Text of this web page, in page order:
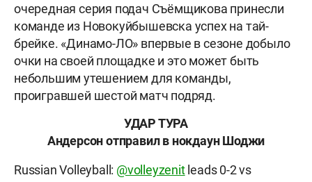
очередная серия подач Съёмщикова принесли
команде из Новокуйбышевска успех на тай-
брейке. «Динамо-ЛО» впервые в сезоне добыло
очки на своей площадке и это может быть
небольшим утешением для команды,
проигравшей шестой матч подряд.
УДАР ТУРА
Андерсон отправил в нокдаун Шоджи
Russian Volleyball: @volleyzenitleads 0-2 vs